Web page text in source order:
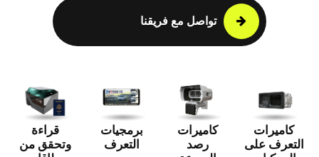
تواصل مع فريقنا
كاميرات
التعرف على
كاميرات
رصد
برمجيات
التعرف
قراءة
وتحقق من